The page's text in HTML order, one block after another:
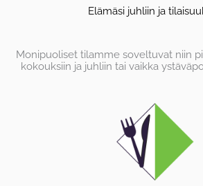
Elämäsi juhliin ja
Monipuoliset tilamme soveltuvat niin
kokouksiin ja juhliin tai vaikka